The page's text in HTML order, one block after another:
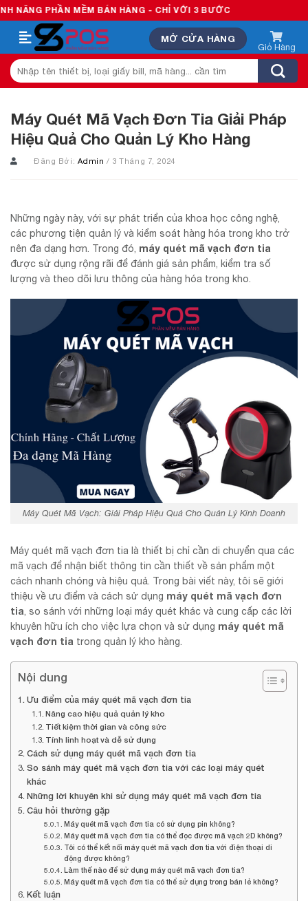
Skip
to
content
MỀM BÁN HÀNG - CHỈ VỚI 3 BƯỚC
MỞ CỬA HÀNG
Tìm
kiếm:
Máy Quét Mã Vạch Đơn Tia Giải Pháp
Hiệu Quả Cho Quản Lý Kho Hàng
Đăng Bởi: Admin/ 3 Tháng 7, 2024
Những ngày này, với sự phát triển của khoa học công nghệ,
các phương tiện quản lý và kiểm soát hàng hóa trong kho trở
nên đa dạng hơn. Trong đó, máy quét mã vạch đơn tia
được sử dụng rộng rãi để đánh giá sản phẩm, kiểm tra số
lượng và theo dõi lưu thông của hàng hóa trong kho.
Máy Quét Mã Vạch: Giải Pháp Hiệu Quả Cho Quản Lý Kinh Doanh
Máy quét mã vạch đơn tia là thiết bị chỉ cần di chuyển qua các
mã vạch để nhận biết thông tin cần thiết về sản phẩm một
cách nhanh chóng và hiệu quả. Trong bài viết này, tôi sẽ giới
thiệu về ưu điểm và cách sử dụng máy quét mã vạch đơn
tia, so sánh với những loại máy quét khác và cung cấp các lời
khuyên hữu ích cho việc lựa chọn và sử dụng máy quét mã
vạch đơn tia trong quản lý kho hàng.
Nội dung
Ưu điểm của máy quét mã vạch đơn tia
Nâng cao hiệu quả quản lý kho
Tiết kiệm thời gian và công sức
Tính linh hoạt và dễ sử dụng
Cách sử dụng máy quét mã vạch đơn tia
So sánh máy quét mã vạch đơn tia với các loại máy quét
khác
Những lời khuyên khi sử dụng máy quét mã vạch đơn tia
Câu hỏi thường gặp
Máy quét mã vạch đơn tia có sử dụng pin không?
Máy quét mã vạch đơn tia có thể đọc được mã vạch 2D không?
Tôi có thể kết nối máy quét mã vạch đơn tia với điện thoại di
động được không?
Làm thế nào để sử dụng máy quét mã vạch đơn tia?
Máy quét mã vạch đơn tia có thể sử dụng trong bán lẻ không?
Kết luận